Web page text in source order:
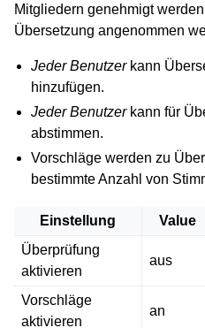
Mitgliedern genehmigt
Übersetzung angenommen
Jeder Benutzerkann
hinzufügen.
Jeder Benutzerkann für
abstimmen.
Vorschläge werden zu
bestimmte Anzahl von
Einstellung Value
Überprüfung
aktivieren
aus
Vorschläge
aktivieren
an